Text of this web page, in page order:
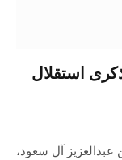
استقلال
آل سعود،